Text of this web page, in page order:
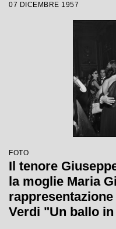
Margherita
stata inaugurata
07 DICEMBRE 1957
FOTO
Il tenore
la moglie Maria
Verdi "Un ballo